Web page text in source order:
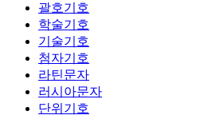
괄호기호
학술기호
기술기호
첨자기호
라틴문자
러시아문자
단위기호